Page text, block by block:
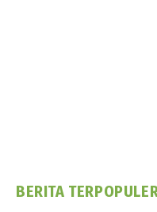
BERITA